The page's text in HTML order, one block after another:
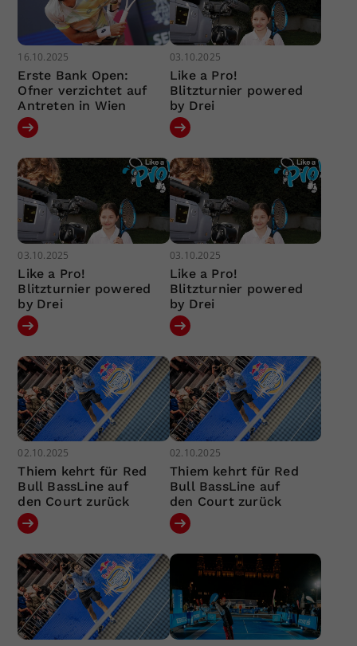
16.10.2025
Erste Bank Open:
Ofner verzichtet auf
Antreten in Wien
03.10.2025
Like a Pro!
Blitzturnier powered
by Drei
03.10.2025
Like a Pro!
Blitzturnier powered
by Drei
03.10.2025
Like a Pro!
Blitzturnier powered
by Drei
02.10.2025
Thiem kehrt für Red
Bull BassLine auf
den Court zurück
02.10.2025
Thiem kehrt für Red
Bull BassLine auf
den Court zurück